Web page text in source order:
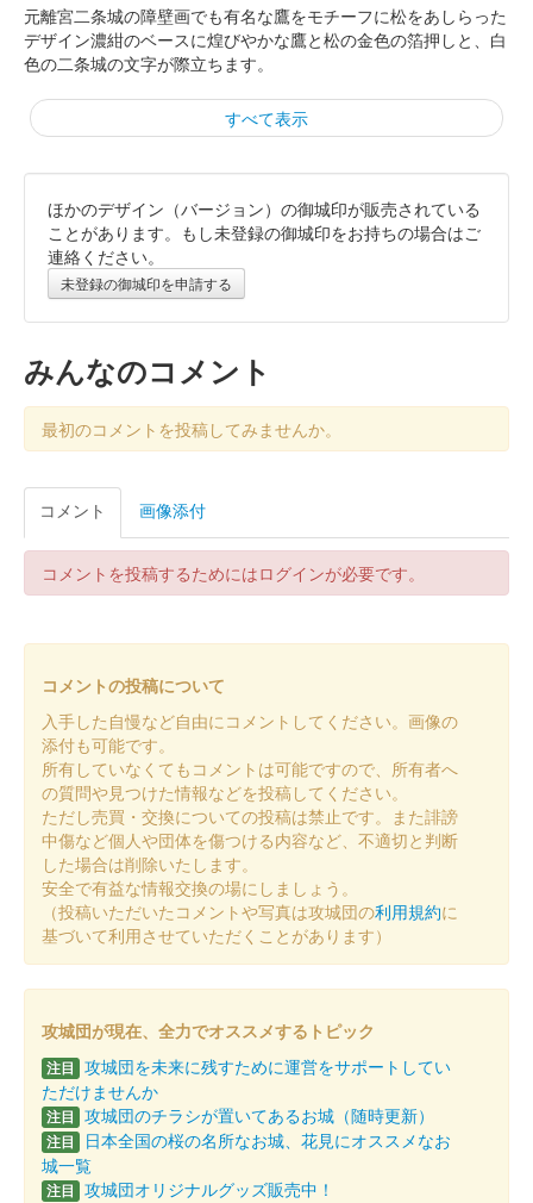
元離宮二条城の障壁画でも有名な鷹をモチーフに松をあしらった
デザイン濃紺のベースに煌びやかな鷹と松の金色の箔押しと、白
色の二条城の文字が際立ちます。
すべて表示
二条城 入城記念符 二条城まつり2025版
販売終了
国宝・二の丸御殿ともみじをあしらい、金色の箔押しで煌びやか
に仕上げている。
二条城 入城記念符
限定7000枚
二条城 入城記念符 NAKED×京の七夕コラボレー
販売終了
限定1000枚
二条城 入城記念符 大広間 三の間 松孔雀図版
販売終了
国宝・二の丸御殿の障壁画「大広間 三の間 松孔雀図」がデザイ
ンされている。3000枚限定
二条城 入城記念符 桜まつり2025版
販売終了
5000枚限定
二条城 入場記念符
ほかのデザイン（バージョン）の御城印が販売されている
ことがあります。もし未登録の御城印をお持ちの場合はご
連絡ください。
未登録の御城印を申請する
みんなのコメント
最初のコメントを投稿してみませんか。
コメント 画像添付
コメントを投稿するためにはログインが必要です。
コメントの投稿について
入手した自慢など自由にコメントしてください。画像の
添付も可能です。
所有していなくてもコメントは可能ですので、所有者へ
の質問や見つけた情報などを投稿してください。
ただし売買・交換についての投稿は禁止です。また誹謗
中傷など個人や団体を傷つける内容など、不適切と判断
した場合は削除いたします。
安全で有益な情報交換の場にしましょう。
（投稿いただいたコメントや写真は攻城団の利用規約に
基づいて利用させていただくことがあります）
攻城団が現在、全力でオススメするトピック
注目 攻城団を未来に残すために運営をサポートしてい
ただけませんか
注目 攻城団のチラシが置いてあるお城（随時更新）
注目
日本全国の桜の名所なお城、花見にオススメなお
城一覧
注目 攻城団オリジナルグッズ販売中！